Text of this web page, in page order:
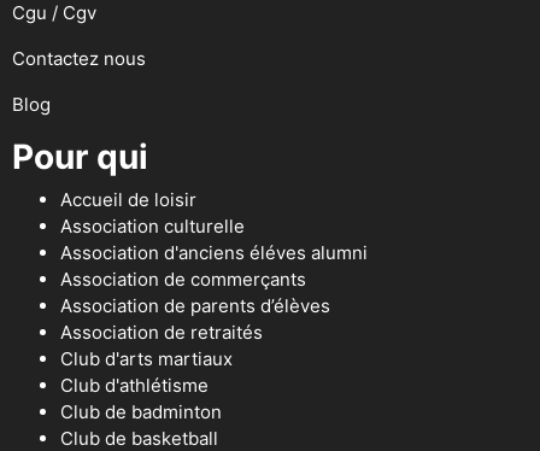
Cgu / Cgv
Contactez nous
Blog
Pour qui
Accueil de loisir
Association culturelle
Association d'anciens éléves alumni
Association de commerçants
Association de parents d’élèves
Association de retraités
Club d'arts martiaux
Club d'athlétisme
Club de badminton
Club de basketball